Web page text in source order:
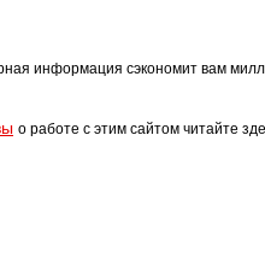
информация сэкономит вам
о работе с этим сайтом читайте